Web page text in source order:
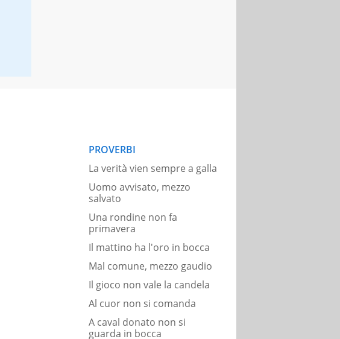
PROVERBI
La verità vien sempre a galla
Uomo avvisato, mezzo
salvato
Una rondine non fa
primavera
Il mattino ha l'oro in bocca
Mal comune, mezzo gaudio
Il gioco non vale la candela
Al cuor non si comanda
A caval donato non si
guarda in bocca